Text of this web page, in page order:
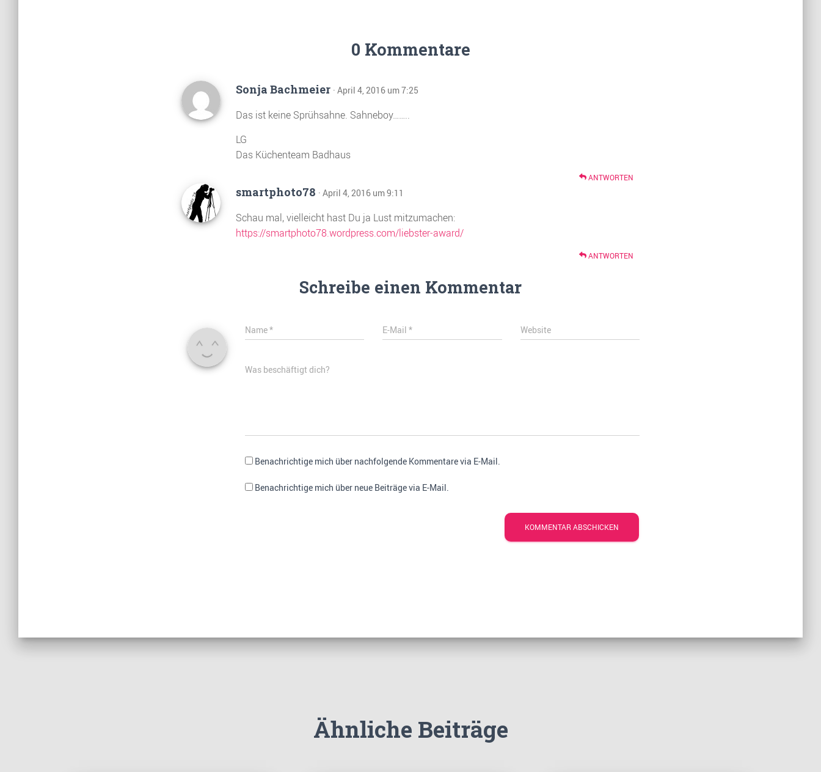
0 Kommentare
Sonja Bachmeier · April 4, 2016 um 7:25
Das ist keine Sprühsahne. Sahneboy……..
LG
Das Küchenteam Badhaus
ANTWORTEN
smartphoto78 · April 4, 2016 um 9:11
Schau mal, vielleicht hast Du ja Lust mitzumachen:
https://smartphoto78.wordpress.com/liebster-award/
ANTWORTEN
Schreibe einen Kommentar
Name* E-Mail* Website
Was beschäftigt dich?
Benachrichtige mich über nachfolgende Kommentare via E-Mail.
Benachrichtige mich über neue Beiträge via E-Mail.
Ähnliche Beiträge